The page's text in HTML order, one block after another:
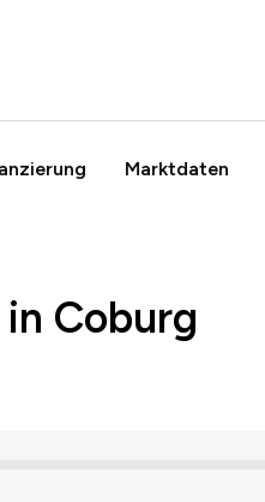
Marktdaten
Coburg